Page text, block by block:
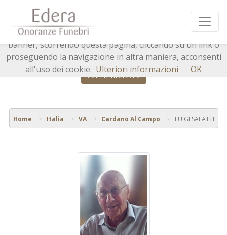
Torna indietro
Home Italia VA Cardano Al Campo LUIGI SALATTI
Questo sito o gli strumenti terzi da questo utilizzati si
avvalgono di cookie necessari al funzionamento ed utili
alle finalità illustrate nella cookie policy. Chiudendo questo
banner, scorrendo questa pagina, cliccando su un link o
proseguendo la navigazione in altra maniera, acconsenti
all'uso dei cookie. Ulteriori informazioni OK